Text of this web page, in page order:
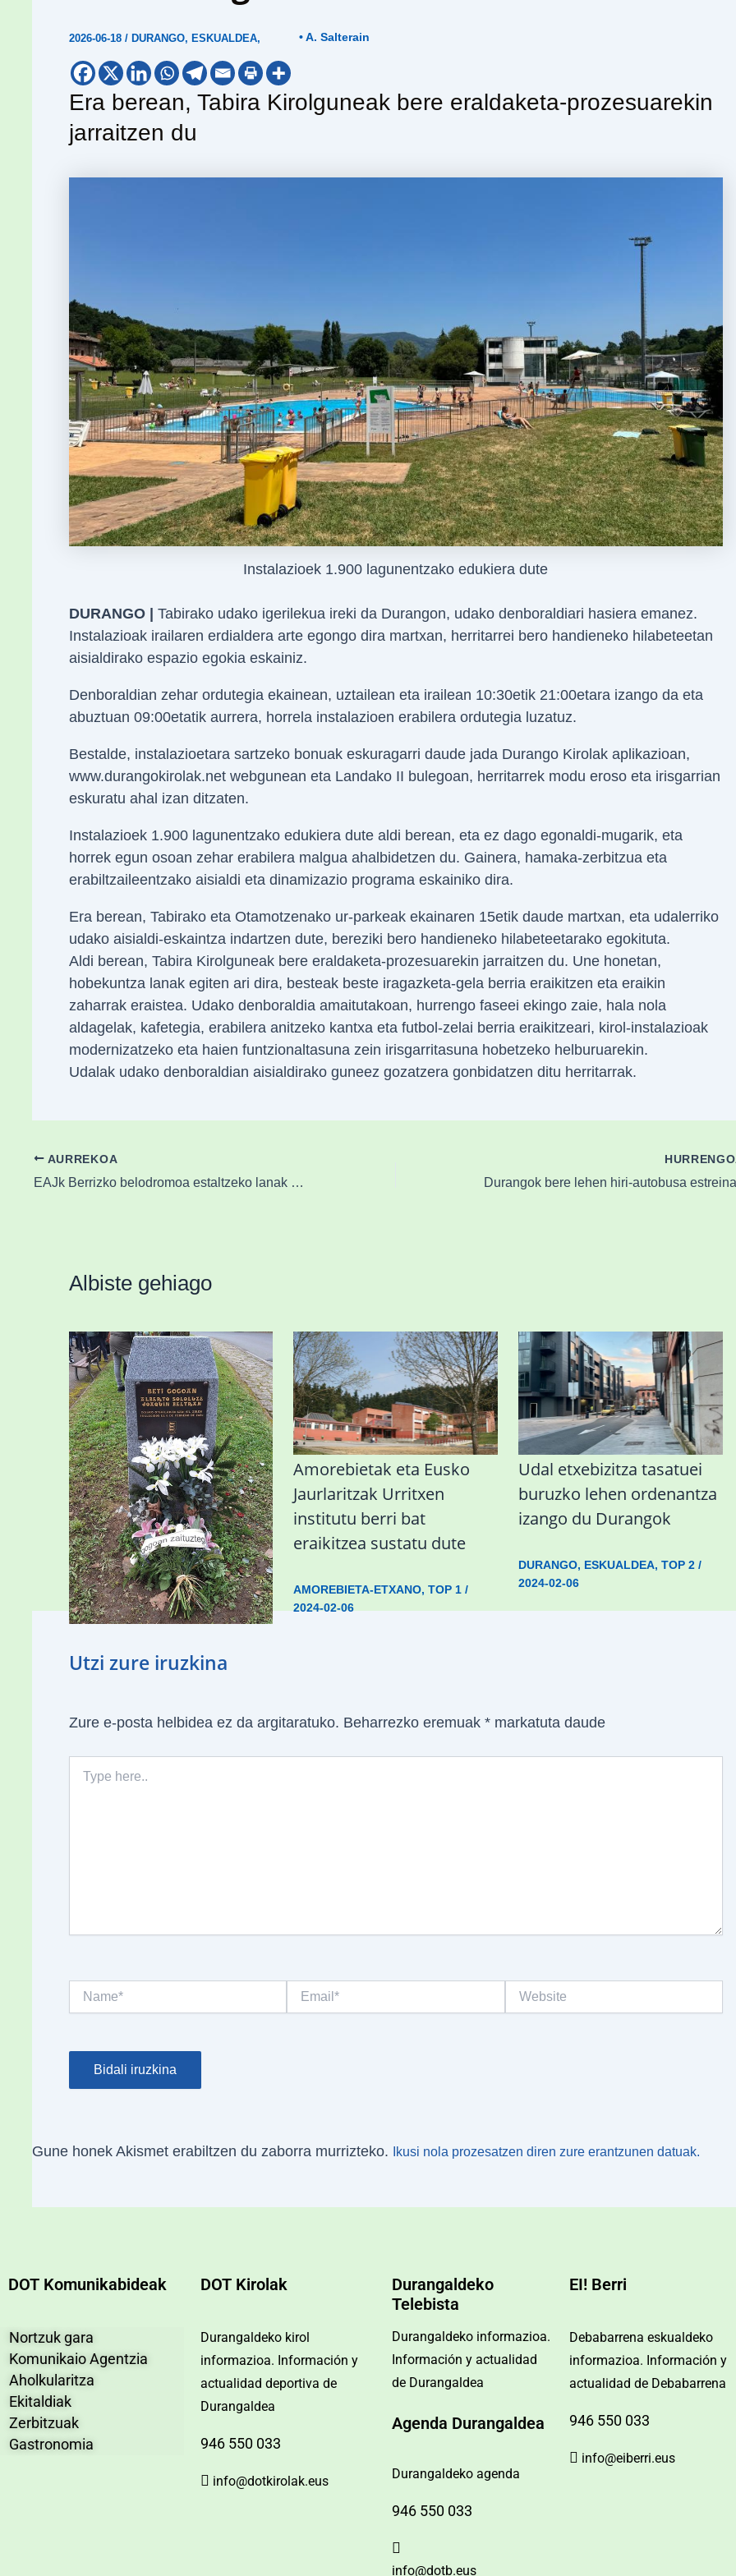
2026-06-18 / DURANGO, ESKUALDEA, • A. Salterain
Era berean, Tabira Kirolguneak bere eraldaketa-prozesuarekin
jarraitzen du
Instalazioek 1.900 lagunentzako edukiera dute
DURANGO | Tabirako udako igerilekua ireki da Durangon, udako denboraldiari hasiera emanez.
Instalazioak irailaren erdialdera arte egongo dira martxan, herritarrei bero handieneko hilabeteetan
aisialdirako espazio egokia eskainiz.
Denboraldian zehar ordutegia ekainean, uztailean eta irailean 10:30etik 21:00etara izango da eta
abuztuan 09:00etatik aurrera, horrela instalazioen erabilera ordutegia luzatuz.
Bestalde, instalazioetara sartzeko bonuak eskuragarri daude jada Durango Kirolak aplikazioan,
www.durangokirolak.net webgunean eta Landako II bulegoan, herritarrek modu eroso eta irisgarrian
eskuratu ahal izan ditzaten.
Instalazioek 1.900 lagunentzako edukiera dute aldi berean, eta ez dago egonaldi-mugarik, eta
horrek egun osoan zehar erabilera malgua ahalbidetzen du. Gainera, hamaka-zerbitzua eta
erabiltzaileentzako aisialdi eta dinamizazio programa eskainiko dira.
Era berean, Tabirako eta Otamotzenako ur-parkeak ekainaren 15etik daude martxan, eta udalerriko
udako aisialdi-eskaintza indartzen dute, bereziki bero handieneko hilabeteetarako egokituta.
Aldi berean, Tabira Kirolguneak bere eraldaketa-prozesuarekin jarraitzen du. Une honetan,
hobekuntza lanak egiten ari dira, besteak beste iragazketa-gela berria eraikitzen eta eraikin
zaharrak eraistea. Udako denboraldia amaitutakoan, hurrengo faseei ekingo zaie, hala nola
aldagelak, kafetegia, erabilera anitzeko kantxa eta futbol-zelai berria eraikitzeari, kirol-instalazioak
modernizatzeko eta haien funtzionaltasuna zein irisgarritasuna hobetzeko helburuarekin.
Udalak udako denboraldian aisialdirako guneez gozatzera gonbidatzen ditu herritarrak.
AURREKOA
EAJk Berrizko belodromoa estaltzeko lanak berehala lizitatzea eskatu du
Albiste gehiago
«Azkenengo 40 urteetan
Zaldibar jo zuen
ingurumen-
hondamendirik larriena»
ESKUALDEA,ZALDIBAR/2024-02-
06
Amorebietak eta Eusko
Jaurlaritzak Urritxen
institutu berri bat
eraikitzea sustatu dute
AMOREBIETA-ETXANO,TOP 1 /
2024-02-06
Udal etxebizitza tasatuei
buruzko lehen ordenantza
izango du Durangok
DURANGO, ESKUALDEA,TOP 2 /
2024-02-06
Utzi zure iruzkina
Zure e-posta helbidea ez da argitaratuko. Beharrezko eremuak *markatuta daude
here..
Gune honek Akismet erabiltzen du zaborra murrizteko. Ikusi nola prozesatzen diren zure erantzunen datuak.
DOT Komunikabideak
Nortzuk gara
Komunikaio Agentzia
Aholkularitza
Ekitaldiak
Zerbitzuak
Gastronomia
DOT Kirolak
Durangaldeko kirol
informazioa. Información y
actualidad deportiva de
Durangaldea
946 550 033
info@dotkirolak.eus
Durangaldeko
Telebista
Durangaldeko informazioa.
Información y actualidad
de Durangaldea
Agenda Durangaldea
Durangaldeko agenda
946 550 033
info@dotb.eus
EI! Berri
Debabarrena eskualdeko
informazioa. Información y
actualidad de Debabarrena
946 550 033
info@eiberri.eus